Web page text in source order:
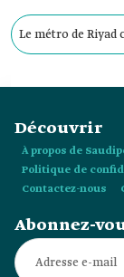
Le métro de
Découvrir
À propos de
Politique de
Contactez-nous
Abonnez-